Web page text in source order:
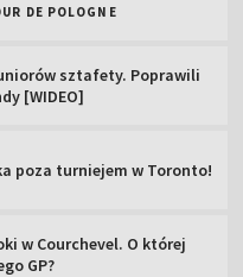
DE POLOGNE
sztafety. Poprawili
[WIDEO]
poza turniejem w Toronto!
w Courchevel. O której
GP?